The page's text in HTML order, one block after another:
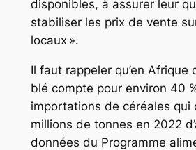
disponibles, à assurer leur
stabiliser les prix de vente
locaux ».
Il faut rappeler qu’en Afrique
blé compte pour environ 40
importations de céréales qui
millions de tonnes en 2022
données du Programme